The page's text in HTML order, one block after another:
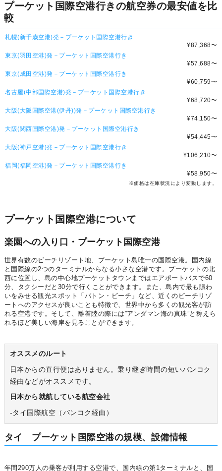
プーケット国際空港行きの航空券の最安値を比
較
札幌(新千歳空港)発－プーケット国際空港行き
¥87,368〜
東京(羽田空港)発－プーケット国際空港行き
¥57,688〜
東京(成田空港)発－プーケット国際空港行き
¥60,759〜
名古屋(中部国際空港)発－プーケット国際空港行き
¥68,720〜
大阪(大阪国際空港(伊丹))発－プーケット国際空港行き
¥74,150〜
大阪(関西国際空港)発－プーケット国際空港行き
¥54,445〜
大阪(神戸空港)発－プーケット国際空港行き
¥106,210〜
福岡(福岡空港)発－プーケット国際空港行き
¥58,950〜
※価格は在庫状況により変動します。
プーケット国際空港について
楽園への入り口・プーケット国際空港
世界有数のビーチリゾート地、プーケット島唯一の国際空港。国内線
と国際線の2つのターミナルからなる小さな空港です。プーケットの北
西に位置し、島の中心地プーケットタウンまではエアポートバスで60
分、タクシーだと30分で行くことができます。また、島内で最も賑わ
いをみせる観光スポット「パトン・ビーチ」など、近くのビーチリゾ
ートへのアクセスが良いことも特徴で、世界中から多くの観光客が訪
れる空港です。そして、離着陸の際には”アンダマン海の真珠”と称えら
れるほど美しい海岸を見ることができます。
オススメのルート
日本からの直行便はありません。乗り継ぎ時間の短いバンコク
経由などがオススメです。
日本から就航している航空会社
‐タイ国際航空（バンコク経由）
タイ プーケット国際空港の規模、設備情報
年間290万人の乗客が利用する空港で、国内線の第1ターミナルと、国